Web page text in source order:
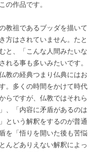
の作品です。
教祖であるブッダを描いて
方はされていません。たと
と、「こんな人間みたいな
れる事も多いみたいです。
教の経典つまり仏典にはお
。多くの時間をかけて時代
らですが、仏教ではそれら
、「内容に矛盾があるのは
という解釈をするのが普通
を「悟りを開いた後も苦悩
んどありえない解釈によっ